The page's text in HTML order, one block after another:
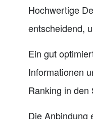
Hochwertige
entscheidend,
Ein gut
Informationen
Ranking in den
Die Anbindung